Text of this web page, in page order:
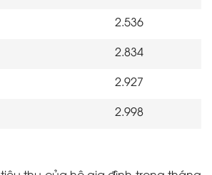
2.536
2.834
2.927
2.998